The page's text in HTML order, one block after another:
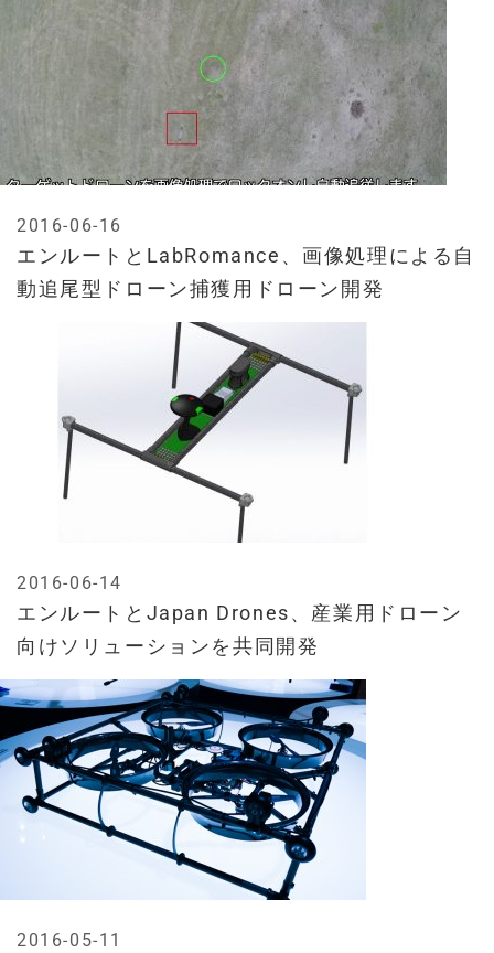
エンルートとLabRomance、画像処理による自
動追尾型ドローン捕獲用ドローン開発
2016-06-16
エンルートとJapan Drones、産業用ドローン
向けソリューションを共同開発
2016-06-14
2016-05-11